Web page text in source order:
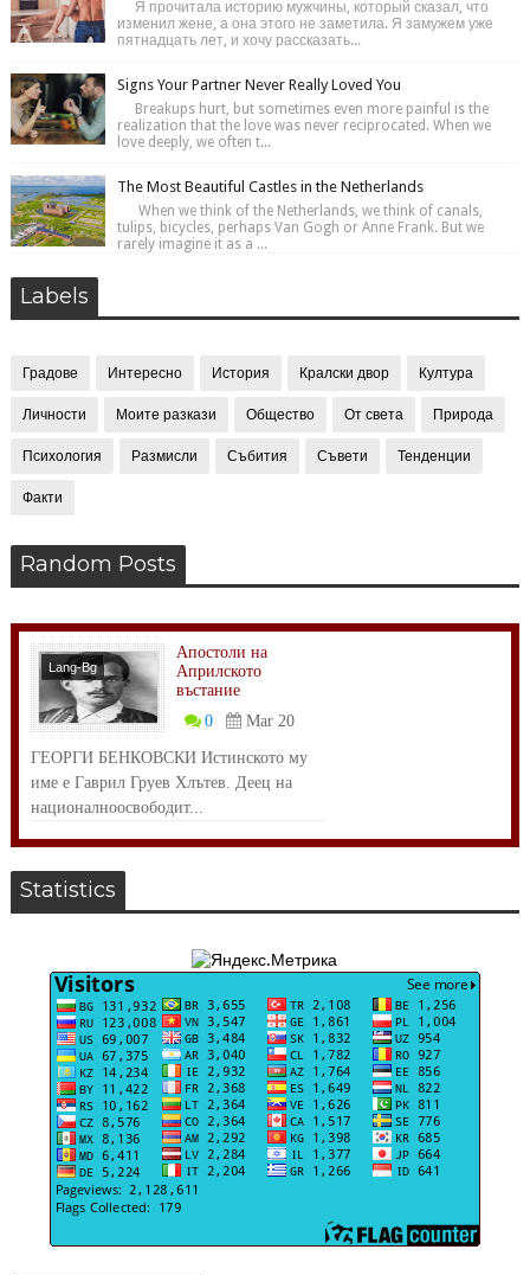
Я прочитала историю мужчины, который сказал, что
изменил жене, а она этого не заметила. Я замужем уже
пятнадцать лет, и хочу рассказать...
Signs Your Partner Never Really Loved You
Breakups hurt, but sometimes even more painful is the
realization that the love was never reciprocated. When we
love deeply, we often t...
The Most Beautiful Castles in the Netherlands
When we think of the Netherlands, we think of canals,
tulips, bicycles, perhaps Van Gogh or Anne Frank. But we
rarely imagine it as a ...
Labels
Градове Интересно История Кралски двор Култура
Личности Моите разкази Общество От света Природа
Психология Размисли Събития Съвети Тенденции
Факти
Random Posts
Lang-Bg
Личности
Апостоли на
Априлското
въстание
0
Mar 20
ГЕОРГИ БЕНКОВСКИ Истинското му
име е Гаврил Груев Хлътев. Деец на
националноосвободит...
Statistics